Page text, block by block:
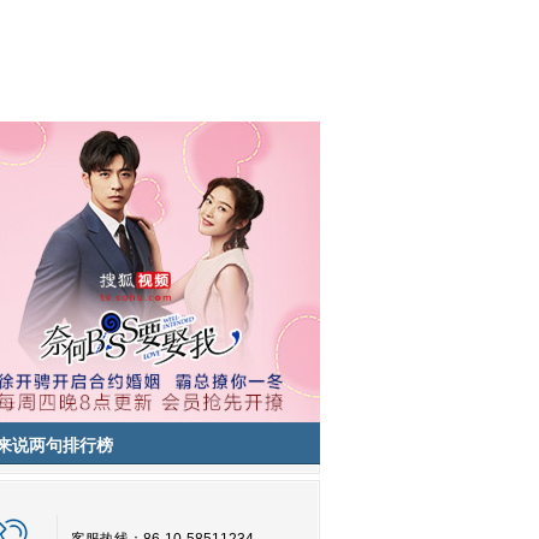
说两句排行榜